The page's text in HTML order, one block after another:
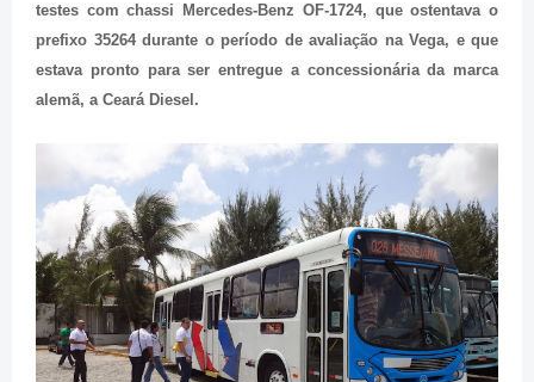
testes com chassi Mercedes-Benz OF-1724, que ostentava o
prefixo 35264 durante o período de avaliação na Vega, e que
estava pronto para ser entregue a concessionária da marca
alemã, a Ceará Diesel.